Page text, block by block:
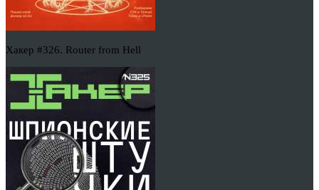
Хакер #326. Router from Hell